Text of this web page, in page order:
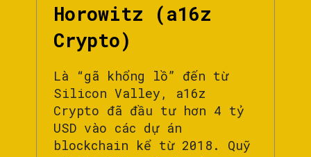
Horowitz (a16z
Crypto)
Là “gã khổng lồ” đến từ
Silicon Valley, a16z
Crypto đã đầu tư hơn 4 tỷ
USD vào các dự án
blockchain kể từ 2018. Quỹ